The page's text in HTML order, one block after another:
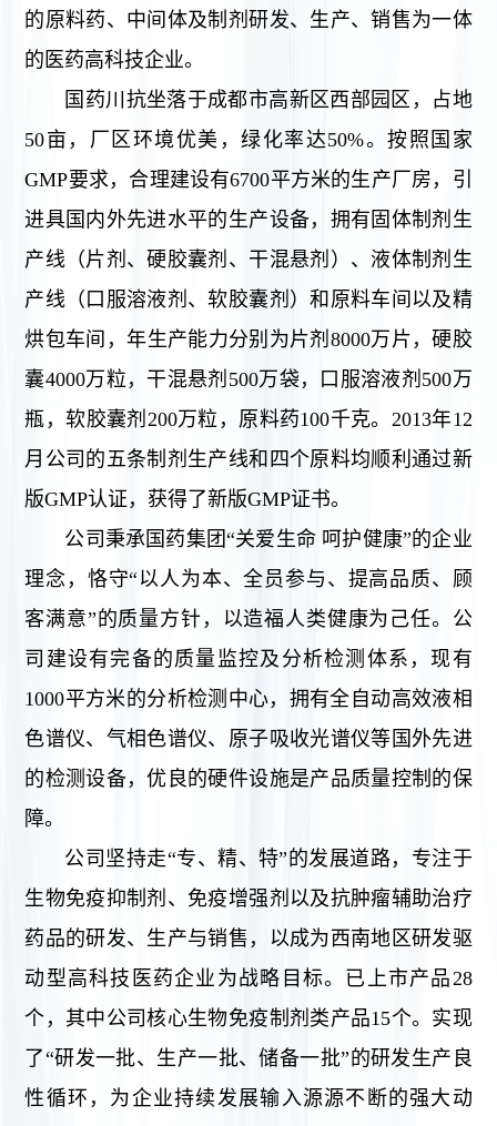
获
发
展
历
程
中
化
社
会
任
员
工
风
采
党
工
作
建
工
作
群
团
作
人
才
招
息
公
开
招
标
息
相
关
明
关
公
告
投
者
关
药
物
戒
帮
助
的原料药、中间体及制剂研发、生产、销售为一体
的医药高科技企业。
国药川抗坐落于成都市高新区西部园区，占地
50亩，厂区环境优美，绿化率达50%。按照国家
GMP要求，合理建设有6700平方米的生产厂房，引
进具国内外先进水平的生产设备，拥有固体制剂生
产线（片剂、硬胶囊剂、干混悬剂）、液体制剂生
产线（口服溶液剂、软胶囊剂）和原料车间以及精
烘包车间，年生产能力分别为片剂8000万片，硬胶
囊4000万粒，干混悬剂500万袋，口服溶液剂500万
瓶，软胶囊剂200万粒，原料药100千克。2013年12
月公司的五条制剂生产线和四个原料均顺利通过新
版GMP认证，获得了新版GMP证书。
公司秉承国药集团“关爱生命 呵护健康”的企业
理念，恪守“以人为本、全员参与、提高品质、顾
客满意”的质量方针，以造福人类健康为己任。公
司建设有完备的质量监控及分析检测体系，现有
1000平方米的分析检测中心，拥有全自动高效液相
色谱仪、气相色谱仪、原子吸收光谱仪等国外先进
的检测设备，优良的硬件设施是产品质量控制的保
障。
公司坚持走“专、精、特”的发展道路，专注于
生物免疫抑制剂、免疫增强剂以及抗肿瘤辅助治疗
药品的研发、生产与销售，以成为西南地区研发驱
动型高科技医药企业为战略目标。已上市产品28
个，其中公司核心生物免疫制剂类产品15个。实现
了“研发一批、生产一批、储备一批”的研发生产良
性循环，为企业持续发展输入源源不断的强大动